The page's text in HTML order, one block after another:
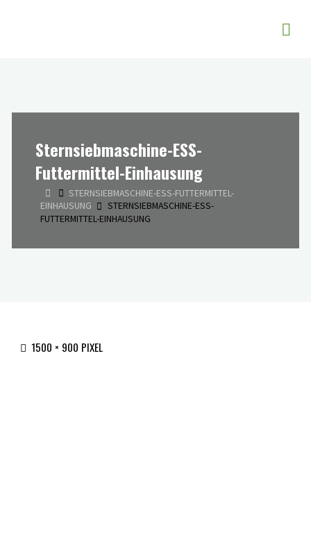
Sternsiebmaschine-ESS-
Futtermittel-Einhausung
STARTSTERNSIEBMASCHINE-ESS-FUTTERMITTEL-
EINHAUSUNG
STERNSIEBMASCHINE-ESS-
FUTTERMITTEL-EINHAUSUNG
ORIGINALGRÖSSE
1500 × 900 PIXEL